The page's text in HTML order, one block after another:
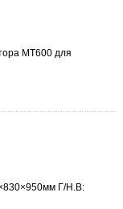
МТ600 для
Г/Н.В: